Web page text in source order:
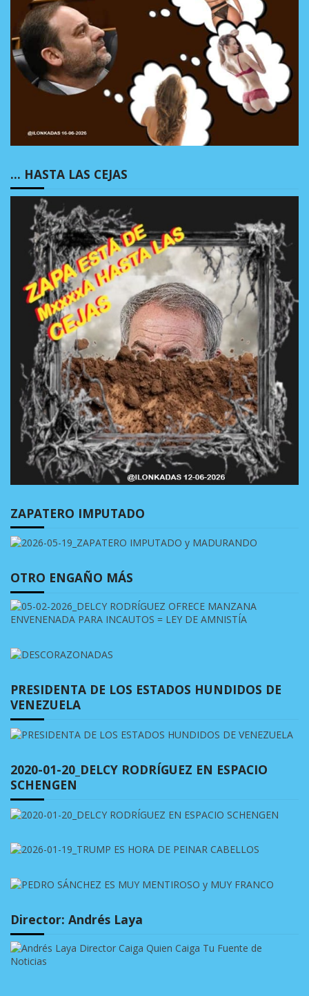
… HASTA LAS CEJAS
ZAPATERO IMPUTADO
OTRO ENGAÑO MÁS
PRESIDENTA DE LOS ESTADOS HUNDIDOS DE
VENEZUELA
2020-01-20_DELCY RODRÍGUEZ EN ESPACIO
SCHENGEN
Director: Andrés Laya